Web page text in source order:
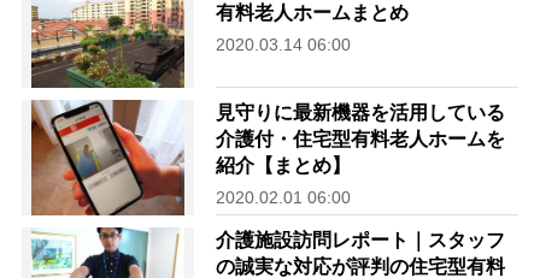
有料老人ホームまとめ
2020.03.14 06:00
見守りに最新機器を活用している
介護付・住宅型有料老人ホームを
紹介【まとめ】
2020.02.01 06:00
介護施設訪問レポート｜スタッフ
の誠実な対応が評判の住宅型有料